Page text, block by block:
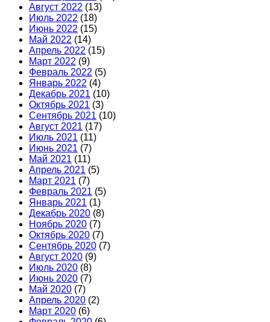
Август 2022 (13)
Июль 2022 (18)
Июнь 2022 (15)
Май 2022 (14)
Апрель 2022 (15)
Март 2022 (9)
Февраль 2022 (5)
Январь 2022 (4)
Декабрь 2021 (10)
Октябрь 2021 (3)
Сентябрь 2021 (10)
Август 2021 (17)
Июль 2021 (11)
Июнь 2021 (7)
Май 2021 (11)
Апрель 2021 (5)
Март 2021 (7)
Февраль 2021 (5)
Январь 2021 (1)
Декабрь 2020 (8)
Ноябрь 2020 (7)
Октябрь 2020 (7)
Сентябрь 2020 (7)
Август 2020 (9)
Июль 2020 (8)
Июнь 2020 (7)
Май 2020 (7)
Апрель 2020 (2)
Март 2020 (6)